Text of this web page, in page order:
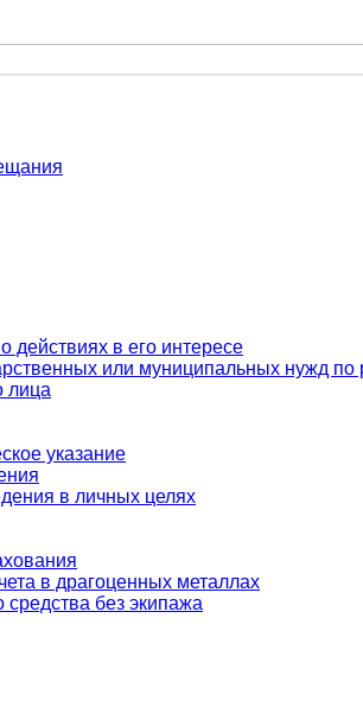
действиях в его интересе
или муниципальных нужд
лица
указание
в личных целях
в драгоценных металлах
без экипажа